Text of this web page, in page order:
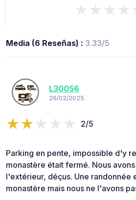
Media (6 Reseñas) : 3.33/5
L30056
26/02/2025
2/5
Parking en pente, impossible d'y
monastère était fermé. Nous
l'extérieur, déçus. Une randonnée
monastère mais nous ne l'avons